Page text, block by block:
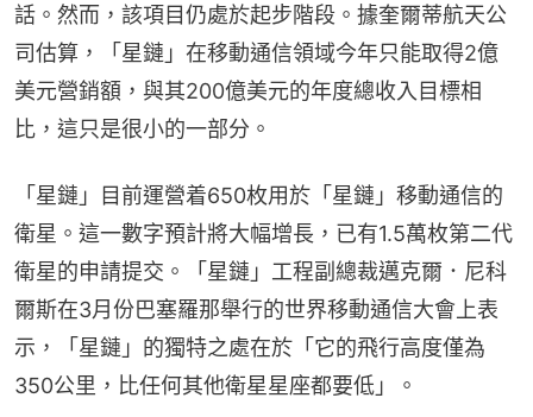
話。然而，該項目仍處於起步階段。據奎爾蒂航天公
司估算，「星鏈」在移動通信領域今年只能取得2億
美元營銷額，與其200億美元的年度總收入目標相
比，這只是很小的一部分。
「星鏈」目前運營着650枚用於「星鏈」移動通信的
衛星。這一數字預計將大幅增長，已有1.5萬枚第二代
衛星的申請提交。「星鏈」工程副總裁邁克爾．尼科
爾斯在3月份巴塞羅那舉行的世界移動通信大會上表
示，「星鏈」的獨特之處在於「它的飛行高度僅為
350公里，比任何其他衛星星座都要低」。